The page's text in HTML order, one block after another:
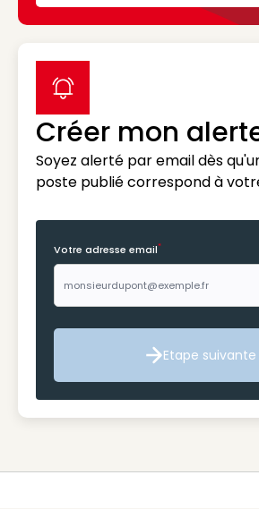
Créer mon
Soyez alerté par email dès
poste publié correspond à
label icon
Votre adresse email*
Etape
Etape suivante